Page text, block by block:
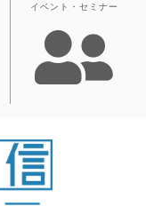
イベント・セミナー